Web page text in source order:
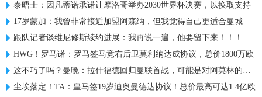
泰晤士：因凡蒂诺承诺让摩洛哥举办2030世界杯决赛，以换取支持
17岁蒙加：我曾非常接近加盟阿森纳，但我觉得自己更适合曼城
跟队记者谈维尼修斯续约进展：我再说一遍，他要留下来！！！
HWG！罗马诺：罗马签马竞右后卫莫利纳达成协议，总价1800万欧
这不巧了吗？曼晚：拉什福德回归曼联首战，可能是对阿莫林的米兰
尘埃落定！TA：皇马签19岁迪奥曼德达协议！总价最高可达1.4亿欧